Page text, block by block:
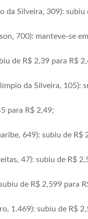
Silveira, 309): subiu
700): manteve-se
de R$ 2,39 para R$
da Silveira, 105):
para R$ 2,49;
649): subiu de R$
47): subiu de R$
de R$ 2,599 para
1.469): subiu de R$